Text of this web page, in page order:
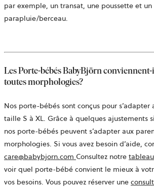
par exemple, un transat, une poussette et
parapluie/berceau.
Les Porte-bébés BabyBjörn
toutes morphologies?
Nos porte-bébés sont conçus pour s’adapter
taille S à XL. Grâce à quelques ajustements
nos porte-bébés peuvent s’adapter aux
morphologies. Si vous avez besoin d’aide,
care@babybjorn.com ouvre
dans
un
Consultez notre
voir quel porte-bébé convient le mieux à
vos besoins. Vous pouvez réserver une